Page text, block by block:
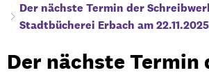
Der nächste Termin der
Stadtbücherei Erbach am 22.11.2025
Der nächste Termin